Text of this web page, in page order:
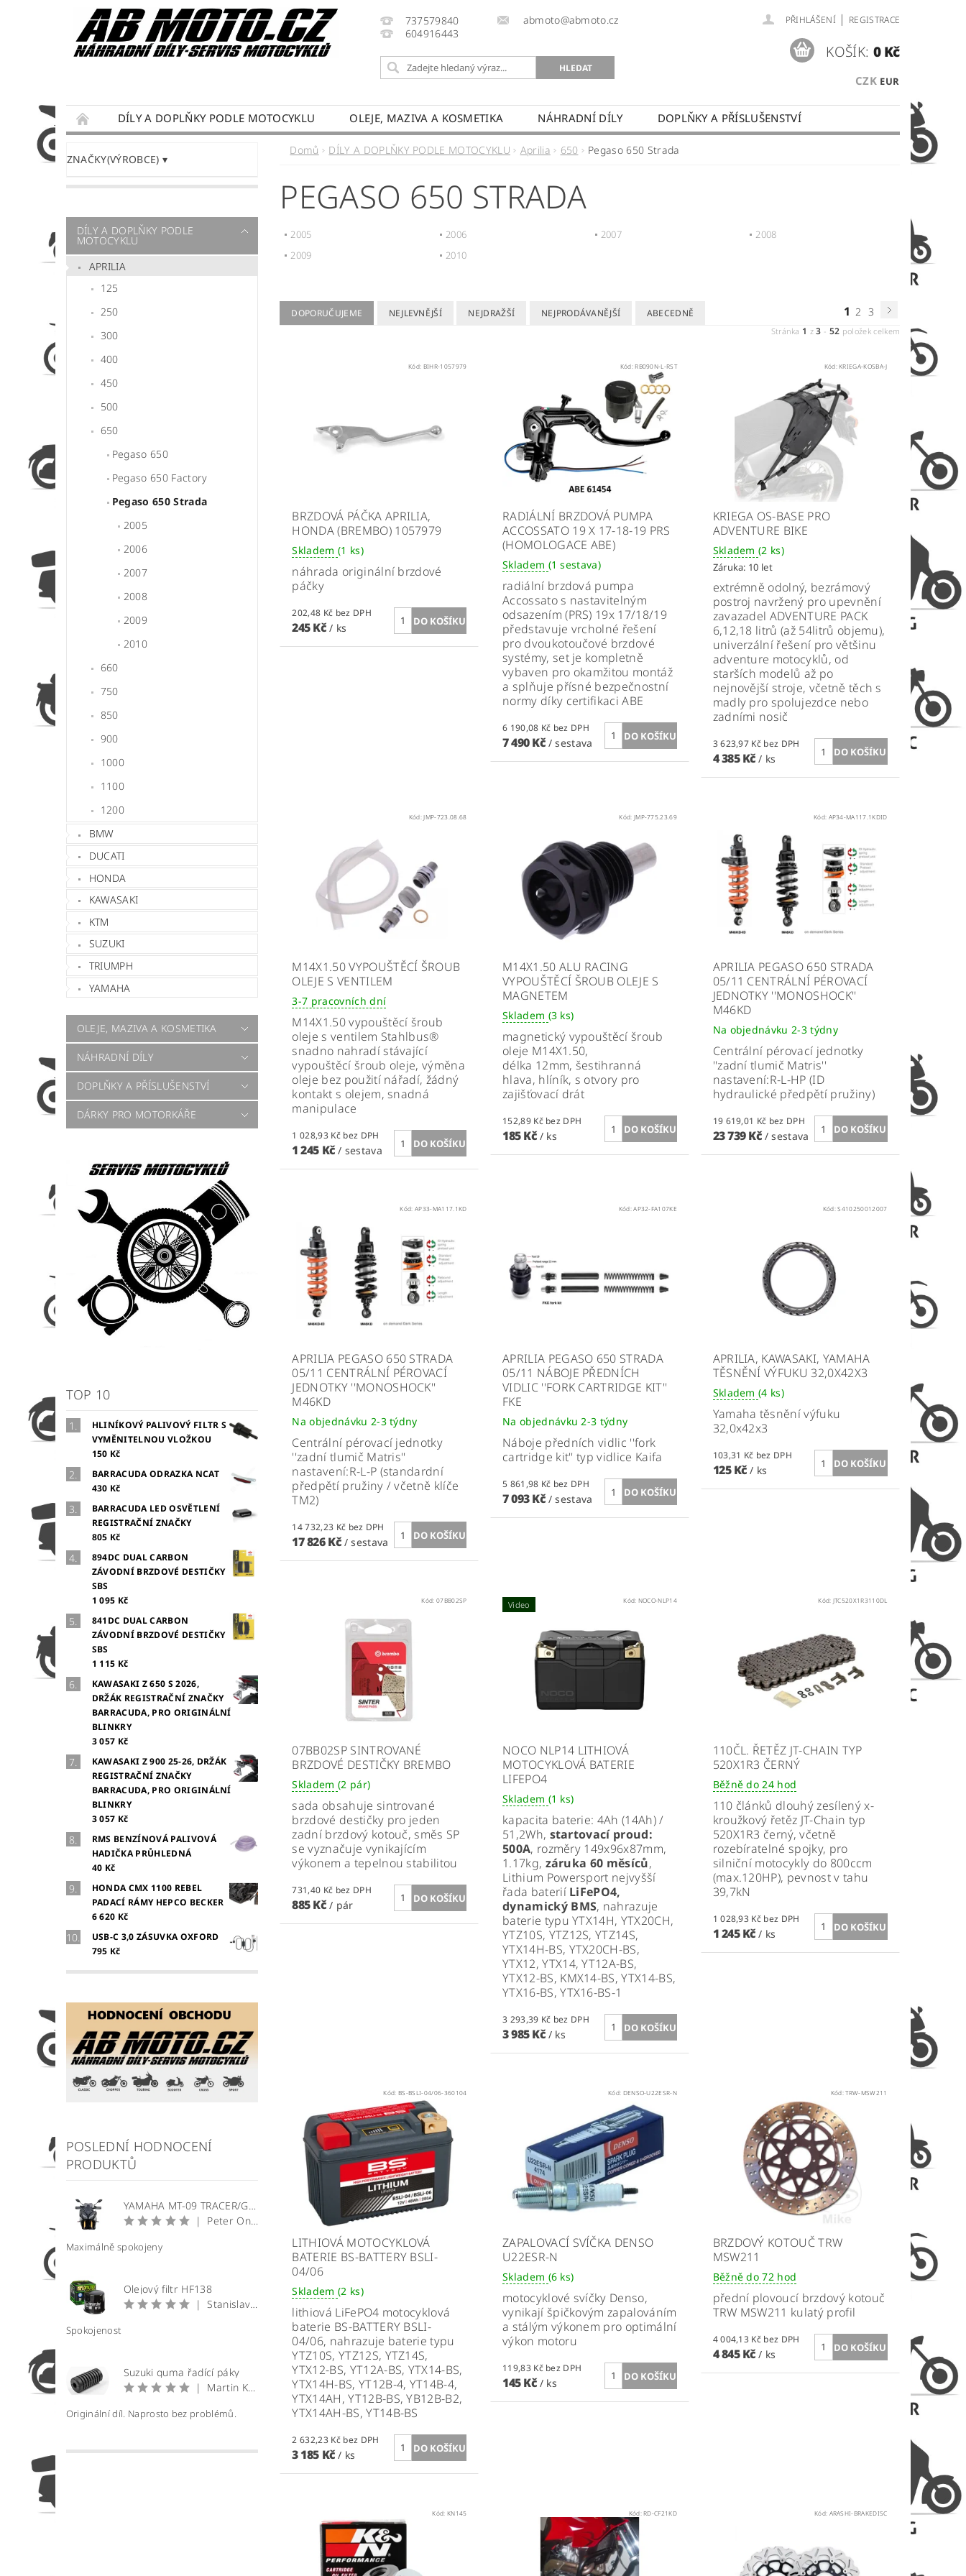
737579840
604916443
abmoto@abmoto.cz PŘIHLÁŠENÍ | REGISTRACE
CZK EUR
KOŠÍK: 0 Kč
DÍLY A DOPLŇKY PODLE MOTOCYKLU OLEJE, MAZIVA A KOSMETIKA NÁHRADNÍ DÍLY
DOPLŇKY A PŘÍSLUŠENSTVÍ
SERVIS MOTOCYKLŮ KONTAKT NAPIŠTE NÁM DOPRAVA A PLATBY
PODMÍNKY OCHRANY OSOBNÍCH ÚDAJŮ
ZNAČKY(VÝROBCE)
DÍLY A DOPLŇKY PODLE
MOTOCYKLU
APRILIA
125
250
300
400
450
500
650
Pegaso 650
Pegaso 650 Factory
Pegaso 650 Strada
2005
2006
2007
2008
2009
2010
660
750
850
900
1000
1100
1200
BMW
DUCATI
HONDA
KAWASAKI
KTM
SUZUKI
TRIUMPH
YAMAHA
OLEJE, MAZIVA A KOSMETIKA
NÁHRADNÍ DÍLY
DOPLŇKY A PŘÍSLUŠENSTVÍ
DÁRKY PRO MOTORKÁŘE
TOP 10
HLINÍKOVÝ PALIVOVÝ FILTR S
VYMĚNITELNOU VLOŽKOU
150 Kč
BARRACUDA ODRAZKA NCAT
430 Kč
BARRACUDA LED OSVĚTLENÍ
REGISTRAČNÍ ZNAČKY
805 Kč
894DC DUAL CARBON
ZÁVODNÍ BRZDOVÉ DESTIČKY
SBS
1 095 Kč
841DC DUAL CARBON
ZÁVODNÍ BRZDOVÉ DESTIČKY
SBS
1 115 Kč
KAWASAKI Z 650 S 2026,
DRŽÁK REGISTRAČNÍ ZNAČKY
BARRACUDA, PRO ORIGINÁLNÍ
BLINKRY
3 057 Kč
KAWASAKI Z 900 25-26, DRŽÁK
REGISTRAČNÍ ZNAČKY
BARRACUDA, PRO ORIGINÁLNÍ
BLINKRY
3 057 Kč
RMS BENZÍNOVÁ PALIVOVÁ
HADIČKA PRŮHLEDNÁ
40 Kč
HONDA CMX 1100 REBEL
PADACÍ RÁMY HEPCO BECKER
6 620 Kč
USB-C 3,0 ZÁSUVKA OXFORD
795 Kč
POSLEDNÍ HODNOCENÍ
PRODUKTŮ
YAMAHA MT-09 TRACER/GT plexi štít WRS Sport
|
Peter Onuščák
Maximálně spokojeny
Olejový filtr HF138
|
Stanislav Prečan
Spokojenost
Suzuki guma řadící páky
|
Martin Krátký
Originální díl. Naprosto bez problémů.
Domů DÍLY A DOPLŇKY PODLE MOTOCYKLU Aprilia 650 Pegaso 650 Strada
PEGASO 650 STRADA
2005 2006 2007
2008
2009
2010
DOPORUČUJEME NEJLEVNĚJŠÍ NEJDRAŽŠÍ NEJPRODÁVANĚJŠÍ ABECEDNĚ 1 2 3
Stránka 1 z3 - 52 položek celkem
Kód: BIHR-1057979
BRZDOVÁ PÁČKA APRILIA,
HONDA (BREMBO) 1057979
Skladem (1 ks)
náhrada originální brzdové
páčky
202,48 Kč bez DPH
245 Kč/ ks
Kód:RB090N-L-RST
RADIÁLNÍ BRZDOVÁ PUMPA
ACCOSSATO 19 X 17-18-19 PRS
(HOMOLOGACE ABE)
Skladem (1 sestava)
radiální brzdová pumpa
Accossato s nastavitelným
odsazením (PRS) 19x 17/18/19
představuje vrcholné řešení
pro dvoukotoučové brzdové
systémy, set je kompletně
vybaven pro okamžitou montáž
a splňuje přísné bezpečnostní
normy díky certifikaci ABE
6 190,08 Kč bez DPH
7 490 Kč / sestava
Kód:KRIEGA-KOSBA-J
KRIEGA OS-BASE PRO
ADVENTURE BIKE
Skladem(2 ks)
Záruka: 10 let
extrémně odolný, bezrámový
postroj navržený pro upevnění
zavazadel ADVENTURE PACK
6,12,18 litrů (až 54litrů objemu),
univerzální řešení pro většinu
adventure motocyklů, od
starších modelů až po
nejnovější stroje, včetně těch s
madly pro spolujezdce nebo
zadními nosič
3 623,97 Kč bez DPH
4 385 Kč/ ks
Kód:JMP-723.08.68
M14X1.50 VYPOUŠTĚCÍ ŠROUB
OLEJE S VENTILEM
3-7 pracovních dní
M14X1.50 vypouštěcí šroub
oleje s ventilem Stahlbus®
snadno nahradí stávající
vypouštěcí šroub oleje, výměna
oleje bez použití nářadí, žádný
kontakt s olejem, snadná
manipulace
1 028,93 Kč bez DPH
1 245 Kč/ sestava
Kód: JMP-775.23.69
M14X1.50 ALU RACING
VYPOUŠTĚCÍ ŠROUB OLEJE S
MAGNETEM
Skladem (3 ks)
magnetický vypouštěcí šroub
oleje M14X1.50,
délka 12mm, šestihranná
hlava, hlíník, s otvory pro
zajišťovací drát
152,89 Kč bez DPH
185 Kč / ks
Kód: AP34-MA117.1KDID
APRILIA PEGASO 650 STRADA
05/11 CENTRÁLNÍ PÉROVACÍ
JEDNOTKY ''MONOSHOCK''
M46KD
Na objednávku 2-3 týdny
Centrální pérovací jednotky
''zadní tlumič Matris''
nastavení:R-L-HP (ID
hydraulické předpětí pružiny)
19 619,01 Kč bez DPH
23 739 Kč / sestava
Kód: AP33-MA117.1KD
APRILIA PEGASO 650 STRADA
05/11 CENTRÁLNÍ PÉROVACÍ
JEDNOTKY ''MONOSHOCK''
M46KD
Na objednávku 2-3 týdny
Centrální pérovací jednotky
''zadní tlumič Matris''
nastavení:R-L-P (standardní
předpětí pružiny / včetně klíče
TM2)
14 732,23 Kč bez DPH
17 826 Kč / sestava
Kód:AP32-FA107KE
APRILIA PEGASO 650 STRADA
05/11 NÁBOJE PŘEDNÍCH
VIDLIC ''FORK CARTRIDGE KIT''
FKE
Na objednávku 2-3 týdny
Náboje předních vidlic ''fork
cartridge kit'' typ vidlice Kaifa
5 861,98 Kč bez DPH
7 093 Kč / sestava
Kód:S410250012007
APRILIA, KAWASAKI, YAMAHA
TĚSNĚNÍ VÝFUKU 32,0X42X3
Skladem(4 ks)
Yamaha těsnění výfuku
32,0x42x3
103,31 Kč bez DPH
125 Kč/ ks
Kód: 07BB02SP
07BB02SP SINTROVANÉ
BRZDOVÉ DESTIČKY BREMBO
Skladem (2 pár)
sada obsahuje sintrované
brzdové destičky pro jeden
zadní brzdový kotouč, směs SP
se vyznačuje vynikajícím
výkonem a tepelnou stabilitou
731,40 Kč bez DPH
885 Kč/ pár
Video Kód: NOCO-NLP14
NOCO NLP14 LITHIOVÁ
MOTOCYKLOVÁ BATERIE
LIFEPO4
Skladem (1 ks)
kapacita baterie: 4Ah (14Ah) /
51,2Wh, startovací proud:
500A, rozměry 149x96x87mm,
1.17kg, záruka 60 měsíců,
Lithium Powersport nejvyšší
řada baterií LiFePO4,
dynamický BMS, nahrazuje
baterie typuYTX14H, YTX20CH,
YTZ10S, YTZ12S, YTZ14S,
YTX14H-BS, YTX20CH-BS,
YTX12, YTX14, YT12A-BS,
YTX12-BS, KMX14-BS, YTX14-BS,
YTX16-BS, YTX16-BS-1
3 293,39 Kč bez DPH
3 985 Kč / ks
Kód: JTC520X1R3110DL
110ČL. ŘETĚZ JT-CHAIN TYP
520X1R3 ČERNÝ
Běžně do 24 hod
110 článků dlouhý zesílený x-
kroužkový řetěz JT-Chain typ
520X1R3 černý, včetně
rozebíratelné spojky, pro
silniční motocykly do 800ccm
(max.120HP), pevnost v tahu
39,7kN
1 028,93 Kč bez DPH
1 245 Kč/ ks
Kód:BS-BSLI-04/06-360104
LITHIOVÁ MOTOCYKLOVÁ
BATERIE BS-BATTERY BSLI-
04/06
Skladem (2 ks)
lithiová LiFePO4 motocyklová
baterie BS-BATTERY BSLI-
04/06, nahrazuje baterie typu
YTZ10S, YTZ12S, YTZ14S,
YTX12-BS, YT12A-BS, YTX14-BS,
YTX14H-BS, YT12B-4, YT14B-4,
YTX14AH, YT12B-BS, YB12B-B2,
YTX14AH-BS, YT14B-BS
2 632,23 Kč bez DPH
3 185 Kč/ ks
Kód: DENSO-U22ESR-N
ZAPALOVACÍ SVÍČKA DENSO
U22ESR-N
Skladem (6 ks)
motocyklové svíčky Denso,
vynikají špičkovým zapalováním
a stálým výkonem pro optimální
výkon motoru
119,83 Kč bez DPH
145 Kč / ks
Kód:TRW-MSW211
BRZDOVÝ KOTOUČ TRW
MSW211
Běžně do 72 hod
přední plovoucí brzdový kotouč
TRW MSW211 kulatý profil
4 004,13 Kč bez DPH
4 845 Kč/ ks
Kód: KN145 Kód:RD-CF21KD Kód: ARASHI-BRAKEDISC